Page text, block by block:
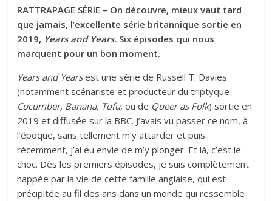
RATTRAPAGE SÉRIE – On découvre, mieux vaut tard
que jamais, l’excellente série britannique sortie en
2019, Years and Years. Six épisodes qui nous
marquent pour un bon moment.
Years and Yearsest une série de Russell T. Davies
(notamment scénariste et producteur du triptyque
Cucumber, Banana, Tofu, ou de Queer as Folk) sortie en
2019 et diffusée sur la BBC. J’avais vu passer ce nom, à
l’époque, sans tellement m’y attarder et puis
récemment, j’ai eu envie de m’y plonger. Et là, c’est le
choc. Dès les premiers épisodes, je suis complètement
happée par la vie de cette famille anglaise, qui est
précipitée au fil des ans dans un monde qui ressemble